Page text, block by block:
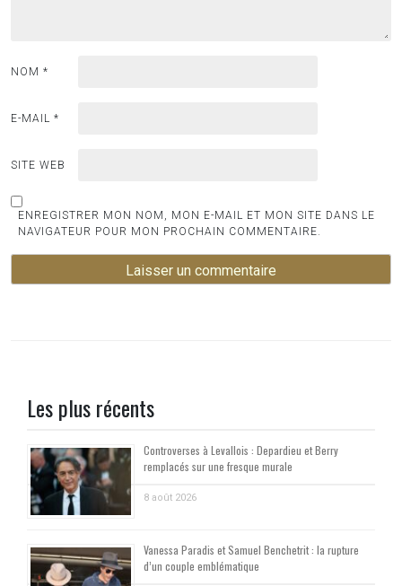
NOM *
E-MAIL *
SITE WEB
ENREGISTRER MON NOM, MON E-MAIL ET MON SITE DANS LE
NAVIGATEUR POUR MON PROCHAIN COMMENTAIRE.
Les plus récents
Controverses à Levallois : Depardieu et Berry
remplacés sur une fresque murale
8 août 2026
Vanessa Paradis et Samuel Benchetrit : la rupture
d’un couple emblématique